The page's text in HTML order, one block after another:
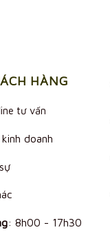
HÀNG
tư vấn
doanh
: 8h00 - 17h30